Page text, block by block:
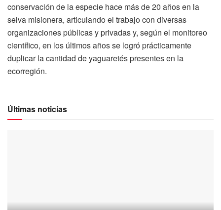
conservación de la especie hace más de 20 años en la
selva misionera, articulando el trabajo con diversas
organizaciones públicas y privadas y, según el monitoreo
científico, en los últimos años se logró prácticamente
duplicar la cantidad de yaguaretés presentes en la
ecorregión.
Últimas noticias